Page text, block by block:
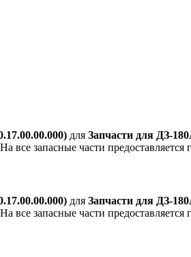
для Запчасти для ДЗ-
все запасные части предоставляется
для Запчасти для ДЗ-
все запасные части предоставляется